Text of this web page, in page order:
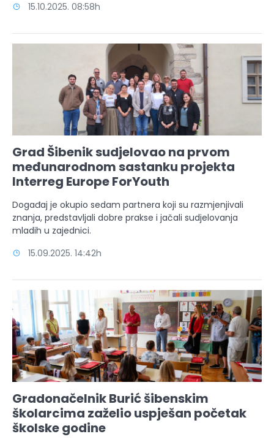
15.10.2025. 08:58h
Grad Šibenik sudjelovao na prvom
međunarodnom sastanku projekta
Interreg Europe ForYouth
Događaj je okupio sedam partnera koji su razmjenjivali
znanja, predstavljali dobre prakse i jačali sudjelovanja
mladih u zajednici.
15.09.2025. 14:42h
Gradonačelnik Burić šibenskim
školarcima zaželio uspješan početak
školske godine